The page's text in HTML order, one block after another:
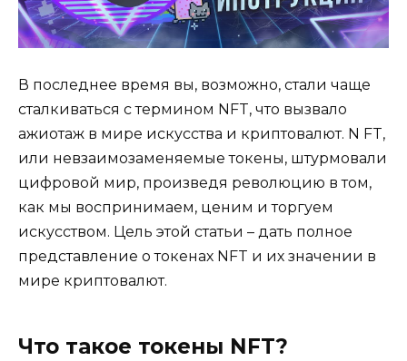
В последнее время вы, возможно, стали чаще
сталкиваться с термином NFT, что вызвало
ажиотаж в мире искусства и криптовалют. N FT,
или невзаимозаменяемые токены, штурмовали
цифровой мир, произведя революцию в том,
как мы воспринимаем, ценим и торгуем
искусством. Цель этой статьи – дать полное
представление о токенах NFT и их значении в
мире криптовалют.
Что такое токены NFT?